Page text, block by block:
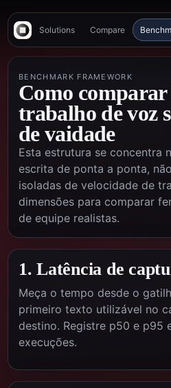
Solutions Compare
BENCHMARK FRAMEWORK
Como
trabalho de voz
de vaidade
Esta estrutura se concentra
escrita de ponta a ponta,
isoladas de velocidade de
dimensões para comparar
de equipe realistas.
1. Latência de
Meça o tempo desde o
primeiro texto utilizável no
destino. Registre p50 e p95
execuções.